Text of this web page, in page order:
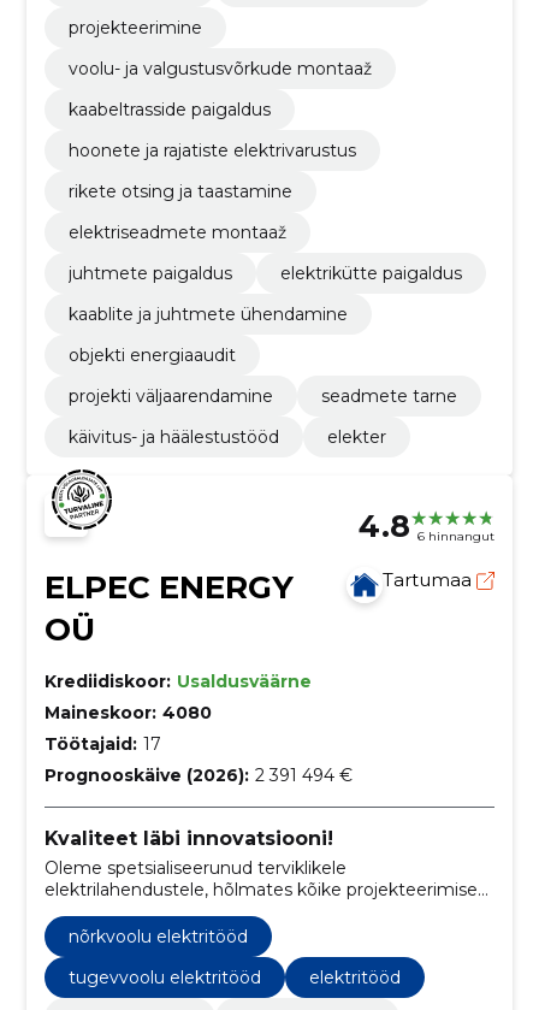
projekteerimine
voolu- ja valgustusvõrkude montaaž
kaabeltrasside paigaldus
hoonete ja rajatiste elektrivarustus
rikete otsing ja taastamine
elektriseadmete montaaž
juhtmete paigaldus
elektrikütte paigaldus
kaablite ja juhtmete ühendamine
objekti energiaaudit
projekti väljaarendamine
seadmete tarne
käivitus- ja häälestustööd
elekter
4.8 6 hinnangut
ELPEC ENERGY
OÜ
Tartumaa
Krediidiskoor: Usaldusväärne
Maineskoor: 4080
Töötajaid: 17
Prognooskäive (2026): 2 391 494 €
Kvaliteet läbi innovatsiooni!
Oleme spetsialiseerunud terviklikele
elektrilahendustele, hõlmates kõike projekteerimisest
kuni hoolduseni.
nõrkvoolu elektritööd
tugevvoolu elektritööd
elektritööd